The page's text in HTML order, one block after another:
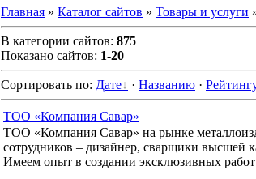
Главная » Каталог сайтов » Товары и услуги
В категории сайтов: 875
Показано сайтов: 1-20
Сортировать по: Дате · Названию ·
ТОО «Компания Савар»
ТОО «Компания Савар» на рынке
сотрудников – дизайнер, сварщики высшей
Имеем опыт в создании эксклюзивных